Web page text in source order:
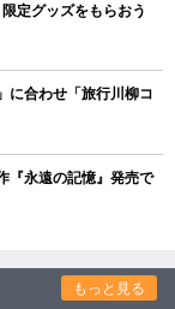
定グッズをもらおう
合わせ「旅行川柳コ
『永遠の記憶』発売で
もっと見る